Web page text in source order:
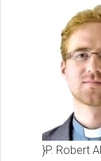
}P. Robert